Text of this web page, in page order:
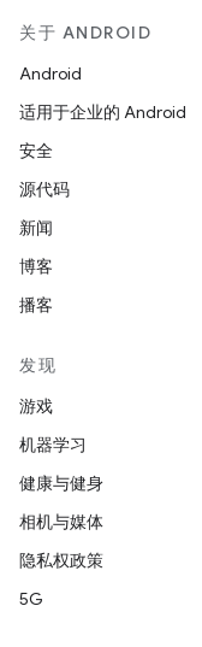
关于 ANDROID
Android
适用于企业的 Android
安全
源代码
新闻
博客
播客
发现
游戏
机器学习
健康与健身
相机与媒体
隐私权政策
5G